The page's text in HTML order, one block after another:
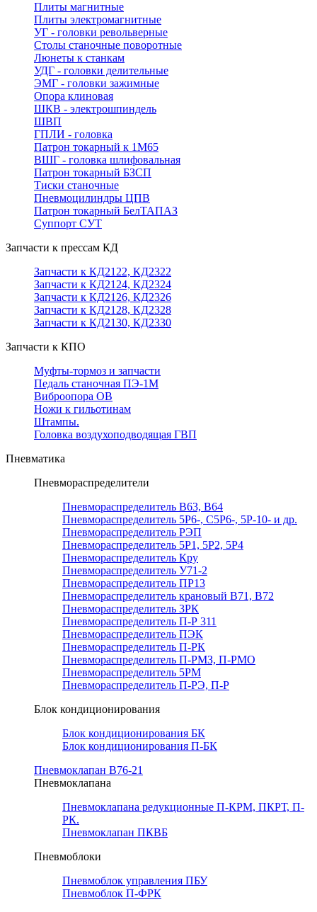
Плиты магнитные
Плиты электромагнитные
УГ - головки револьверные
Столы станочные поворотные
Люнеты к станкам
УДГ - головки делительные
ЭМГ - головки зажимные
Опора клиновая
ШКВ - электрошпиндель
ШВП
ГПЛИ - головка
Патрон токарный к 1М65
ВШГ - головка шлифовальная
Патрон токарный БЗСП
Тиски станочные
Пневмоцилиндры ЦПВ
Патрон токарный БелТАПАЗ
Суппорт СУТ
Запчасти к прессам КД
Запчасти к КД2122, КД2322
Запчасти к КД2124, КД2324
Запчасти к КД2126, КД2326
Запчасти к КД2128, КД2328
Запчасти к КД2130, КД2330
Запчасти к КПО
Муфты-тормоз и запчасти
Педаль станочная ПЭ-1М
Виброопора ОВ
Ножи к гильотинам
Штампы.
Головка воздухоподводящая ГВП
Пневматика
Пневмораспределители
Пневмораспределитель В63, В64
Пневмораспределитель 5Р6-, С5Р6-, 5Р-10- и др.
Пневмораспределитель РЭП
Пневмораспределитель 5Р1, 5Р2, 5Р4
Пневмораспределитель Кру
Пневмораспределитель У71-2
Пневмораспределитель ПР13
Пневмораспределитель крановый В71, В72
Пневмораспределитель 3РК
Пневмораспределитель П-Р 311
Пневмораспределитель ПЭК
Пневмораспределитель П-РК
Пневмораспределитель П-РМЗ, П-РМО
Пневмораспределитель 5РМ
Пневмораспределитель П-РЭ, П-Р
Блок кондиционирования
Блок кондиционирования БК
Блок кондиционирования П-БК
Пневмоклапан В76-21
Пневмоклапана
Пневмоклапана редукционные П-КРМ, ПКРТ, П-
РК.
Пневмоклапан ПКВБ
Пневмоблоки
Пневмоблок управления ПБУ
Пневмоблок П-ФРК